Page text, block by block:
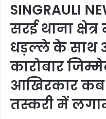
SINGRAULI
सरई थाना
धड़ल्ले के साथ
कारोबार
आखिरकार
तस्करी में